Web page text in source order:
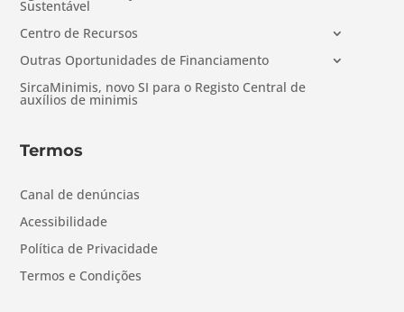
Sustentável
Centro de Recursos
Outras Oportunidades de Financiamento
SircaMinimis, novo SI para o Registo Central de
auxílios de minimis
Termos
Canal de denúncias
Acessibilidade
Política de Privacidade
Termos e Condições